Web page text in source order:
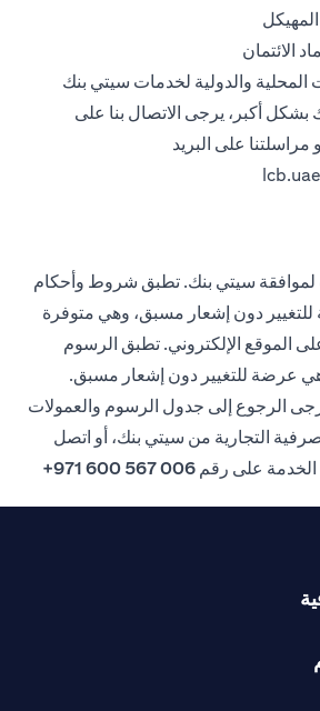
الائتمان
المحلية والدولية لخدمات سيتي بنك
بشكل أكبر، يرجى الاتصال بنا على
567 006+ أو مراسلتنا على البريد
لموافقة سيتي بنك. تطبق شروط وأحكام
دون إشعار مسبق، وهي متوفرة
الموقع الإلكتروني. تطبق الرسوم
عرضة للتغيير دون إشعار مسبق.
الرجوع إلى جدول الرسوم والعمولات
التجارية من سيتي بنك، أو اتصل
على رقم 006 567 600 971+